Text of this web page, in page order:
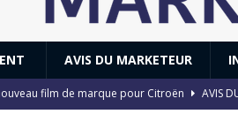
AVIS DU MARKETEUR
film de marque pour Citroën
AVIS